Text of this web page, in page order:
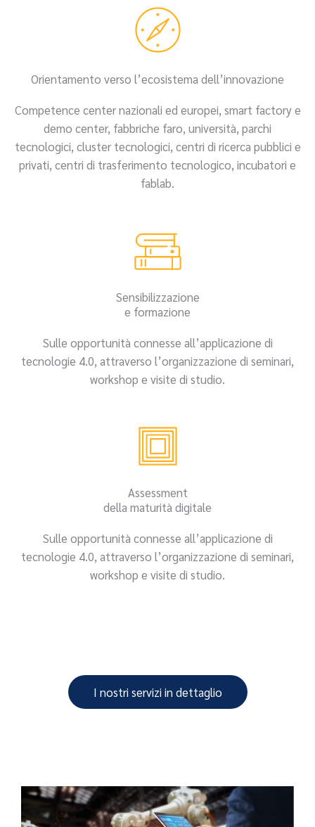
Orientamento verso l’ecosistema dell’innovazione
Competence center nazionali ed europei, smart factory e
demo center, fabbriche faro, università, parchi
tecnologici, cluster tecnologici, centri di ricerca pubblici e
privati, centri di trasferimento tecnologico, incubatori e
fablab.
Sensibilizzazione
e formazione
Sulle opportunità connesse all’applicazione di
tecnologie 4.0, attraverso l’organizzazione di seminari,
workshop e visite di studio.
Assessment
della maturità digitale
Sulle opportunità connesse all’applicazione di
tecnologie 4.0, attraverso l’organizzazione di seminari,
workshop e visite di studio.
I nostri servizi in dettaglio